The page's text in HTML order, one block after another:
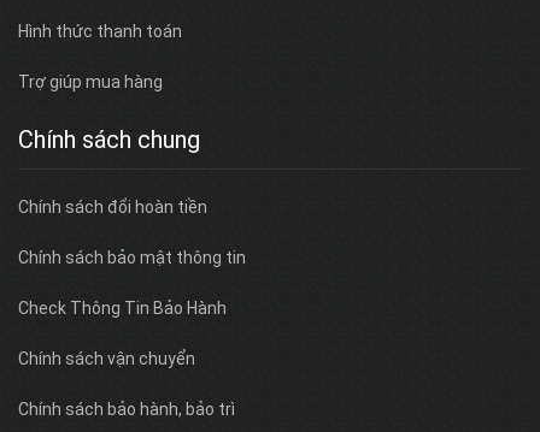
Hình thức thanh toán
Trợ giúp mua hàng
Chính sách chung
Chính sách đổi hoàn tiền
Chính sách bảo mật thông tin
Check Thông Tin Bảo Hành
Chính sách vận chuyển
Chính sách bảo hành, bảo trì